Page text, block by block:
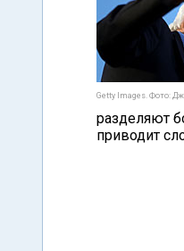
Getty Images. Фото:
разделяют
приводит